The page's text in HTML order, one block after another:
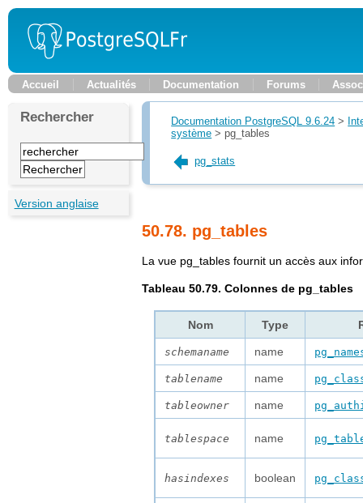
Accueil Actualités Documentation Forums
Rechercher
Version anglaise
Documentation PostgreSQL 9.6.24 >
système >pg_tables
pg_stats
50.78. pg_tables
La vue pg_tables fournit un accès aux
Tableau 50.79. Colonnes de pg_tables
Nom Type
schemaname name
tablename name
tableowner name
tablespace name
hasindexes boolean